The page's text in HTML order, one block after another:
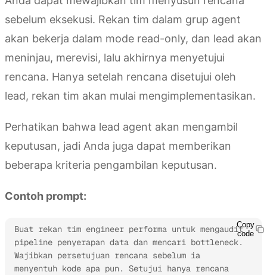
sebelum eksekusi. Rekan tim dalam grup agent
akan bekerja dalam mode read-only, dan lead akan
meninjau, merevisi, lalu akhirnya menyetujui
rencana. Hanya setelah rencana disetujui oleh
lead, rekan tim akan mulai mengimplementasikan.
Perhatikan bahwa lead agent akan mengambil
keputusan, jadi Anda juga dapat memberikan
beberapa kriteria pengambilan keputusan.
Contoh prompt:
Buat rekan tim engineer performa untuk mengaudit
pipeline penyerapan data dan mencari bottleneck.
Wajibkan persetujuan rencana sebelum ia
menyentuh kode apa pun. Setujui hanya rencana
Copy
code